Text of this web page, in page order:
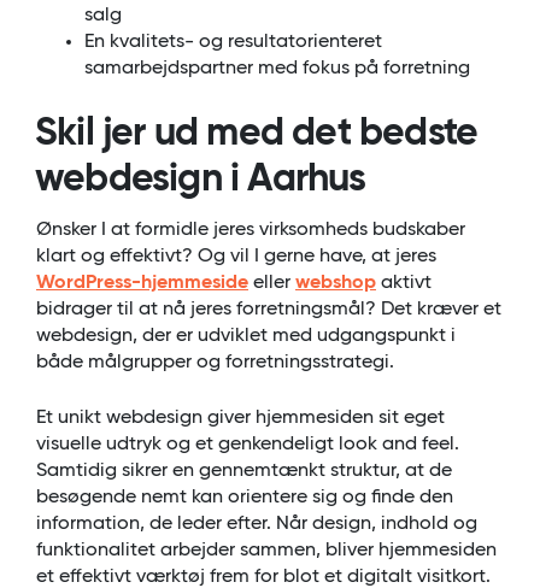
salg
En kvalitets- og resultatorienteret
samarbejdspartner med fokus på forretning
Skil jer ud med det bedste
webdesign i Aarhus
Ønsker I at formidle jeres virksomheds budskaber
klart og effektivt? Og vil I gerne have, at jeres
WordPress-hjemmeside eller webshop aktivt
bidrager til at nå jeres forretningsmål? Det kræver et
webdesign, der er udviklet med udgangspunkt i
både målgrupper og forretningsstrategi.
Et unikt webdesign giver hjemmesiden sit eget
visuelle udtryk og et genkendeligt look and feel.
Samtidig sikrer en gennemtænkt struktur, at de
besøgende nemt kan orientere sig og finde den
information, de leder efter. Når design, indhold og
funktionalitet arbejder sammen, bliver hjemmesiden
et effektivt værktøj frem for blot et digitalt visitkort.